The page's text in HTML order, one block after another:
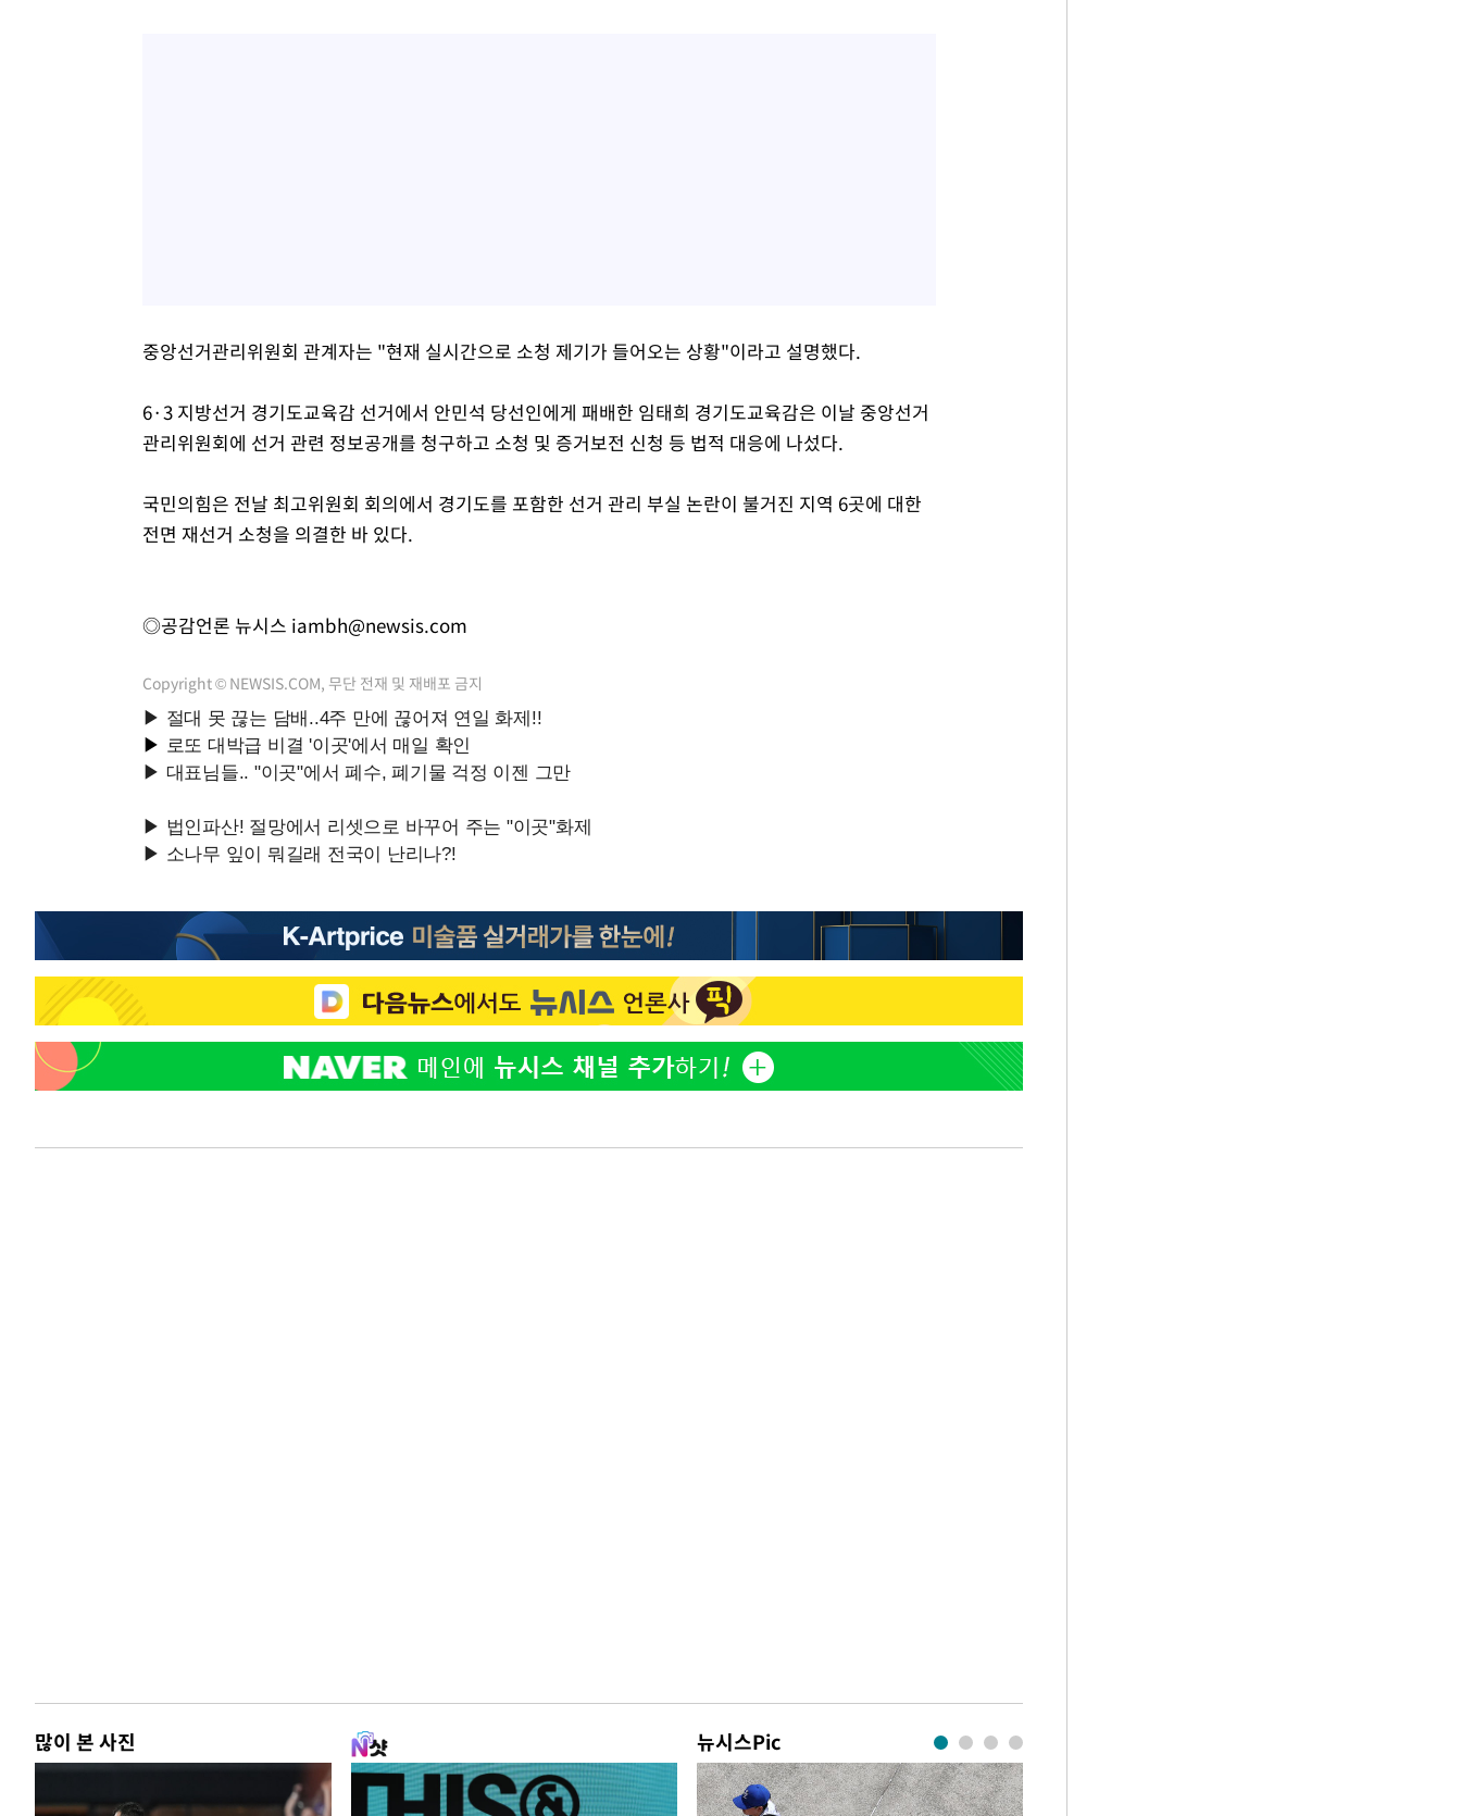
중앙선거관리위원회 관계자는 "현재 실시간으로 소청 제기가 들어오는 상황"이라고 설명했다.
6·3 지방선거 경기도교육감 선거에서 안민석 당선인에게 패배한 임태희 경기도교육감은 이날 중앙선거
관리위원회에 선거 관련 정보공개를 청구하고 소청 및 증거보전 신청 등 법적 대응에 나섰다.
국민의힘은 전날 최고위원회 회의에서 경기도를 포함한 선거 관리 부실 논란이 불거진 지역 6곳에 대한
전면 재선거 소청을 의결한 바 있다.
◎공감언론 뉴시스 iambh@newsis.com
Copyright © NEWSIS.COM, 무단 전재 및 재배포 금지
많이 본 사진 뉴시스Pic